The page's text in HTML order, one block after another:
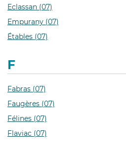
Eclassan (07)
Empurany (07)
Étables (07)
F
Fabras (07)
Faugères (07)
Félines (07)
Flaviac (07)